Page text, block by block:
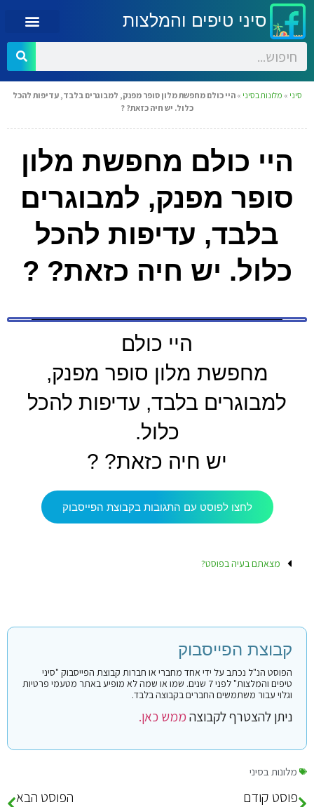
סיני טיפים והמלצות
סיני » מלונות בסיני »היי כולם מחפשת מלון סופר מפנק, למבוגרים בלבד, עדיפות להכל
כלול. יש חיה כזאת? ?
היי כולם מחפשת מלון
סופר מפנק, למבוגרים
בלבד, עדיפות להכל
כלול. יש חיה כזאת? ?
היי כולם
מחפשת מלון סופר מפנק,
למבוגרים בלבד, עדיפות להכל
כלול.
יש חיה כזאת? ?
לחצו לפוסט עם התגובות בקבוצת הפייסבוק
מצאתם בעיה בפוסט?
קבוצת הפייסבוק
הפוסט הנ"ל נכתב על ידי אחד מחברי או חברות קבוצת הפייסבוק "סיני
טיפים והמלצות" לפני 7 שנים. שמו או שמה לא מופיע באתר מטעמי פרטיות
וגלוי עבור משתמשים החברים בקבוצה בלבד.
ניתן להצטרף לקבוצהממש כאן.
מלונות בסיני
פוסט קודם הפוסט הבא